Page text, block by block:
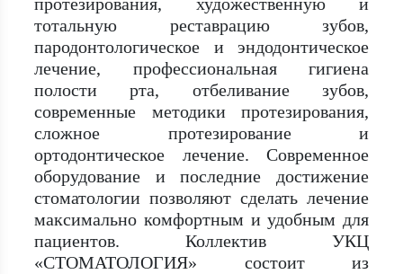
протезирования, художественную и
тотальную реставрацию зубов,
пародонтологическое и эндодонтическое
лечение, профессиональная гигиена
полости рта, отбеливание зубов,
современные методики протезирования,
сложное протезирование и
ортодонтическое лечение. Современное
оборудование и последние достижение
стоматологии позволяют сделать лечение
максимально комфортным и удобным для
пациентов. Коллектив УКЦ
«СТОМАТОЛОГИЯ» состоит из